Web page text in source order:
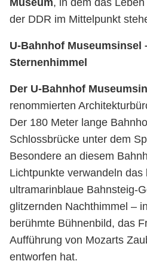
Museum, in dem das
der DDR im Mittelpunkt
Bahnhof
U-Bahnhof Museumsinsel
Sternenhimmel
Der U-Bahnhof
renommierten
Der 180 Meter lange
Schlossbrücke unter dem
Besondere an diesem
Lichtpunkte verwandeln das
ultramarinblaue Bahnsteig-
glitzernden Nachthimmel –
berühmte Bühnenbild, das
Aufführung von Mozarts
entworfen hat.